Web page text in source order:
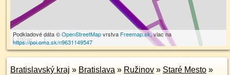
100 m
Podkladové dáta ©OpenStreetMapvrstva Freemap.sk, viac na
https://poi.oma.sk/n9631149547
Bratislavský kraj » Bratislava » Ružinov » Staré Mesto »